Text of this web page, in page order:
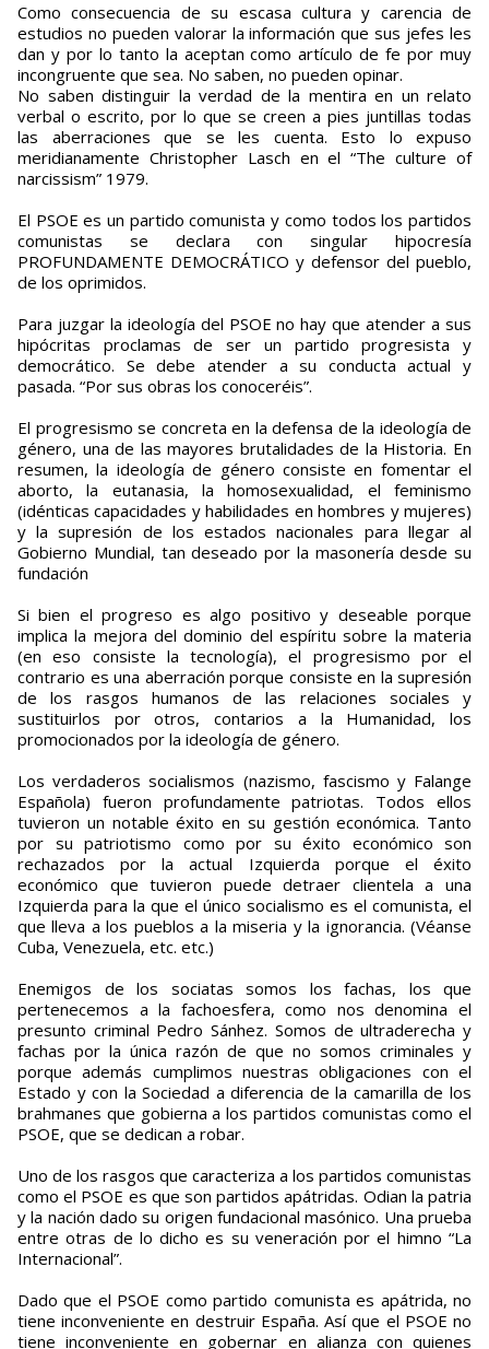
Como consecuencia de su escasa cultura y carencia de
estudios no pueden valorar la información que sus jefes les
dan y por lo tanto la aceptan como artículo de fe por muy
incongruente que sea. No saben, no pueden opinar.
No saben distinguir la verdad de la mentira en un relato
verbal o escrito, por lo que se creen a pies juntillas todas
las aberraciones que se les cuenta. Esto lo expuso
meridianamente Christopher Lasch en el “The culture of
narcissism” 1979.
El PSOE es un partido comunista y como todos los partidos
comunistas se declara con singular hipocresía
PROFUNDAMENTE DEMOCRÁTICO y defensor del pueblo,
de los oprimidos.
Para juzgar la ideología del PSOE no hay que atender a sus
hipócritas proclamas de ser un partido progresista y
democrático. Se debe atender a su conducta actual y
pasada. “Por sus obras los conoceréis”.
El progresismo se concreta en la defensa de la ideología de
género, una de las mayores brutalidades de la Historia. En
resumen, la ideología de género consiste en fomentar el
aborto, la eutanasia, la homosexualidad, el feminismo
(idénticas capacidades y habilidades en hombres y mujeres)
y la supresión de los estados nacionales para llegar al
Gobierno Mundial, tan deseado por la masonería desde su
fundación
Si bien el progreso es algo positivo y deseable porque
implica la mejora del dominio del espíritu sobre la materia
(en eso consiste la tecnología), el progresismo por el
contrario es una aberración porque consiste en la supresión
de los rasgos humanos de las relaciones sociales y
sustituirlos por otros, contarios a la Humanidad, los
promocionados por la ideología de género.
Los verdaderos socialismos (nazismo, fascismo y Falange
Española) fueron profundamente patriotas. Todos ellos
tuvieron un notable éxito en su gestión económica. Tanto
por su patriotismo como por su éxito económico son
rechazados por la actual Izquierda porque el éxito
económico que tuvieron puede detraer clientela a una
Izquierda para la que el único socialismo es el comunista, el
que lleva a los pueblos a la miseria y la ignorancia. (Véanse
Cuba, Venezuela, etc. etc.)
Enemigos de los sociatas somos los fachas, los que
pertenecemos a la fachoesfera, como nos denomina el
presunto criminal Pedro Sánhez. Somos de ultraderecha y
fachas por la única razón de que no somos criminales y
porque además cumplimos nuestras obligaciones con el
Estado y con la Sociedad a diferencia de la camarilla de los
brahmanes que gobierna a los partidos comunistas como el
PSOE, que se dedican a robar.
Uno de los rasgos que caracteriza a los partidos comunistas
como el PSOE es que son partidos apátridas. Odian la patria
y la nación dado su origen fundacional masónico. Una prueba
entre otras de lo dicho es su veneración por el himno “La
Internacional”.
Dado que el PSOE como partido comunista es apátrida, no
tiene inconveniente en destruir España. Así que el PSOE no
tiene inconveniente en gobernar en alianza con quienes